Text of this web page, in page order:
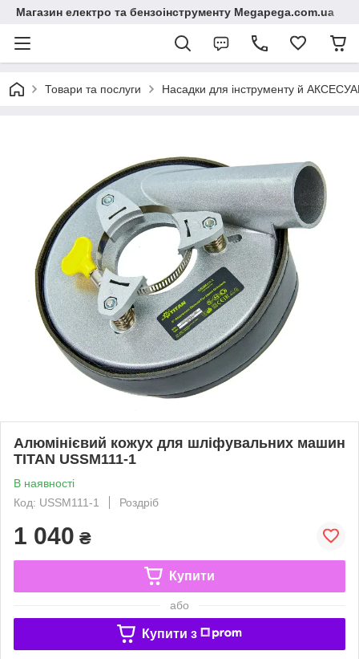
Магазин електро та бензоінструменту Megapega.com.ua
Товари та послуги Насадки для інструменту й
Алюмінієвий кожух для шліфувальних машин
TITAN USSM111-1
В наявності
Код: USSM111-1
Роздріб
1 040 ₴
Купити
або
Купити з